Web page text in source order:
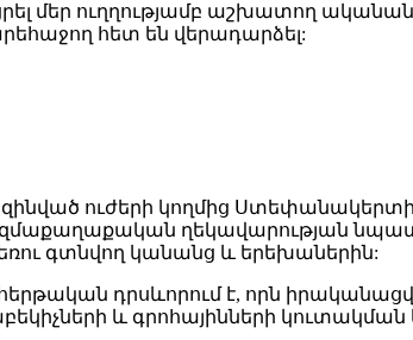
մեր ուղղությամբ աշխատող
հետ են վերադարձել:
զինված ուժերի կողմից
ղեկավարության
գտնվող կանանց և երեխաներին:
դրսևորում է, որն
և գրոհայինների կուտակման